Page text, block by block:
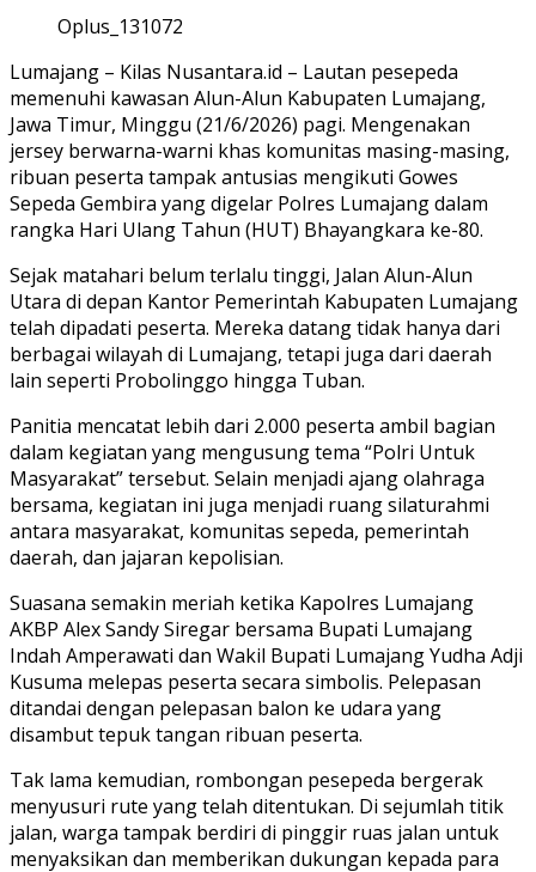
Oplus_131072
Lumajang – Kilas Nusantara.id – Lautan pesepeda
memenuhi kawasan Alun-Alun Kabupaten Lumajang,
Jawa Timur, Minggu (21/6/2026) pagi. Mengenakan
jersey berwarna-warni khas komunitas masing-masing,
ribuan peserta tampak antusias mengikuti Gowes
Sepeda Gembira yang digelar Polres Lumajang dalam
rangka Hari Ulang Tahun (HUT) Bhayangkara ke-80.
Sejak matahari belum terlalu tinggi, Jalan Alun-Alun
Utara di depan Kantor Pemerintah Kabupaten Lumajang
telah dipadati peserta. Mereka datang tidak hanya dari
berbagai wilayah di Lumajang, tetapi juga dari daerah
lain seperti Probolinggo hingga Tuban.
Panitia mencatat lebih dari 2.000 peserta ambil bagian
dalam kegiatan yang mengusung tema “Polri Untuk
Masyarakat” tersebut. Selain menjadi ajang olahraga
bersama, kegiatan ini juga menjadi ruang silaturahmi
antara masyarakat, komunitas sepeda, pemerintah
daerah, dan jajaran kepolisian.
Suasana semakin meriah ketika Kapolres Lumajang
AKBP Alex Sandy Siregar bersama Bupati Lumajang
Indah Amperawati dan Wakil Bupati Lumajang Yudha Adji
Kusuma melepas peserta secara simbolis. Pelepasan
ditandai dengan pelepasan balon ke udara yang
disambut tepuk tangan ribuan peserta.
Tak lama kemudian, rombongan pesepeda bergerak
menyusuri rute yang telah ditentukan. Di sejumlah titik
jalan, warga tampak berdiri di pinggir ruas jalan untuk
menyaksikan dan memberikan dukungan kepada para